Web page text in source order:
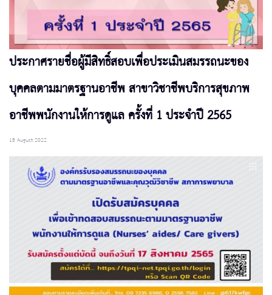
ประกาศรายชื่อผู้มีสิทธิ์สอบเพื่อประเมินสมรรถนะของ
บุคคลตามมาตรฐานอาชีพ สาขาวิชาชีพบริการสุขภาพ
อาชีพพนักงานให้การดูแล ครั้งที่ 1 ประจำปี 2565
18 August 2022